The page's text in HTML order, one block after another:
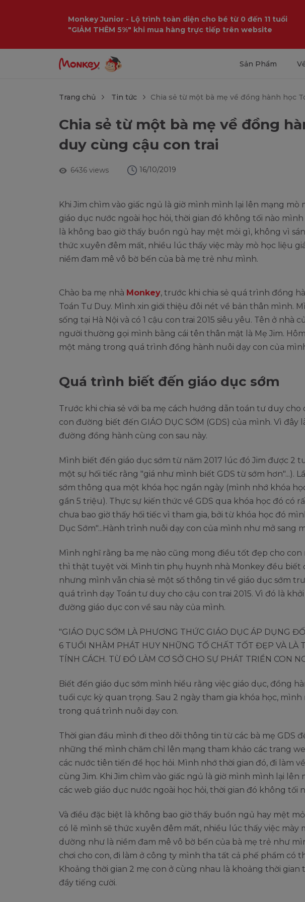
Monkey Junior - Lộ trình toàn diện cho bé từ 0 đến 11 tuổi
"GIẢM THÊM 5%" khi mua hàng trực tiếp trên website
Sản Phẩm
Trang chủ Tin tức Chia sẻ từ một bà mẹ về đồng hành học
Chia sẻ từ một bà mẹ về đồng
duy cùng cậu con trai
6436 views 16/10/2019
Khi Jim chìm vào giấc ngủ là giờ mình mình lại lên mạng mò
giáo dục nước ngoài học hỏi, thời gian đó không tối nào
là không bao giờ thấy buồn ngủ hay mệt mỏi gì, không vì
thức xuyên đêm mất, nhiều lúc thấy việc mày mò học liệu
niềm đam mê vô bờ bến của bà mẹ trẻ như mình.
Chào ba mẹ nhà Monkey, trước khi chia sẻ quá trình đồng
Toán Tư Duy. Mình xin giới thiệu đôi nét về bản thân mình.
sống tại Hà Nội và có 1 cậu con trai 2015 siêu yêu. Tên ở nhà
người thường gọi mình bằng cái tên thân mật là Mẹ Jim.
một mảng trong quá trình đồng hành nuôi dạy con của
Quá trình biết đến giáo dục sớm
Trước khi chia sẻ với ba mẹ cách hướng dẫn toán tư duy cho
con đường biết đến GIÁO DỤC SỚM (GDS) của mình. Vì đây
đường đồng hành cùng con sau này.
Mình biết đến giáo dục sớm từ năm 2017 lúc đó Jim được 2
một sự hối tiếc rằng "giá như mình biết GDS từ sớm hơn"...).
sớm thông qua một khóa học ngắn ngày (mình nhớ khóa
gần 5 triệu). Thực sự kiến thức về GDS qua khóa học đó có
chưa bao giờ thấy hối tiếc vì tham gia, bởi từ khóa học đó
Dục Sớm"...Hành trình nuôi dạy con của mình như mở sang
Mình nghĩ rằng ba mẹ nào cũng mong điều tốt đẹp cho
thì thật tuyệt vời. Mình tin phụ huynh nhà Monkey đều biết
nhưng mình vẫn chia sẻ một số thông tin về giáo dục sớm
quá trình dạy Toán tư duy cho cậu con trai 2015. Vì đó là
đường giáo dục con về sau này của mình.
"GIÁO DỤC SỚM LÀ PHƯƠNG THỨC GIÁO DỤC ÁP DỤNG
6 TUỔI NHẰM PHÁT HUY NHỮNG TỐ CHẤT TỐT ĐẸP VÀ LÀ
TÍNH CÁCH. TỪ ĐÓ LÀM CƠ SỞ CHO SỰ PHÁT TRIỂN CON
Biết đến giáo dục sớm mình hiểu rằng việc giáo dục, đồng
tuổi cực kỳ quan trọng. Sau 2 ngày tham gia khóa học, mình
trong quá trình nuôi dạy con.
Thời gian đầu mình đi theo dõi thông tin từ các bà mẹ GDS
những thế mình chăm chỉ lên mạng tham khảo các trang
các nước tiên tiến để học hỏi. Mình nhớ thời gian đó, đi làm
cùng Jim. Khi Jim chìm vào giấc ngủ là giờ mình mình lại lên
các web giáo dục nước ngoài học hỏi, thời gian đó không tối
Và điều đặc biệt là không bao giờ thấy buồn ngủ hay mệt
có lẽ mình sẽ thức xuyên đêm mất, nhiều lúc thấy việc mày
dường như là niềm đam mê vô bờ bến của bà mẹ trẻ như
chơi cho con, đi làm ở công ty mình tha tất cả phế phẩm có
Khoảng thời gian 2 mẹ con ở cùng nhau là khoảng thời gian
đầy tiếng cười.